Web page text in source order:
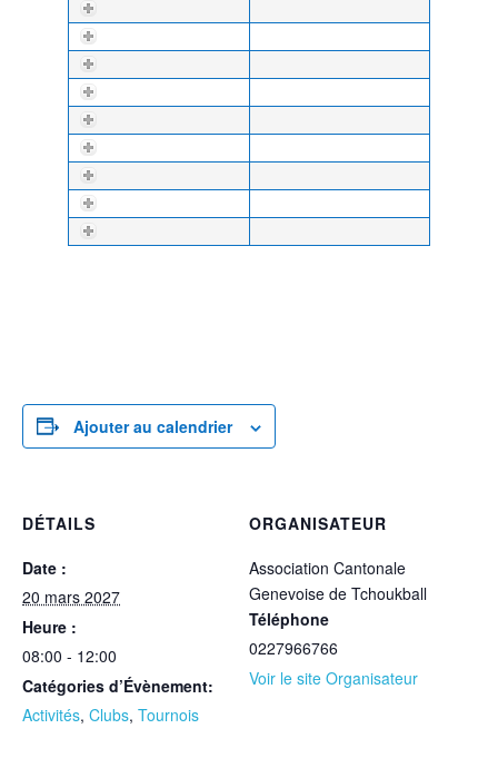
Ajouter au calendrier
DÉTAILS
Date :
20 mars 2027
Heure :
08:00 - 12:00
Catégories d’Évènement:
Activités, Clubs, Tournois
ORGANISATEUR
Association Cantonale
Genevoise de Tchoukball
Téléphone
0227966766
Voir le site Organisateur